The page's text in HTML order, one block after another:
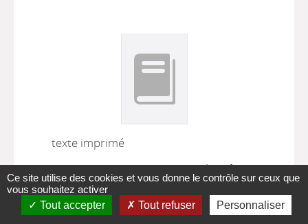
texte imprimé
21 jour pour apprendre à
augmenter votre confiance
en vous-même
Ce site utilise des cookies et vous donne le contrôle sur ceux que
vous souhaitez activer
Tout accepter
Tout refuser Personnaliser